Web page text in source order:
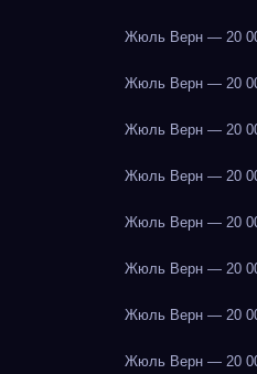
Жюль Верн — 20
Жюль Верн — 20
Жюль Верн — 20
Жюль Верн — 20
Жюль Верн — 20
Жюль Верн — 20
Жюль Верн — 20
Жюль Верн — 20